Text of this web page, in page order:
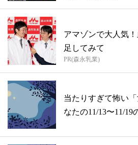
アマゾンで大人気
足してみて
PR(森永乳業)
当たりすぎて怖い
なたの11/13〜11/19